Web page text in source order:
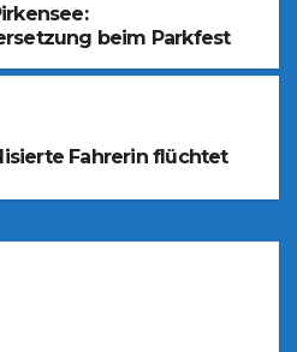
beim Parkfest
Fahrerin flüchtet